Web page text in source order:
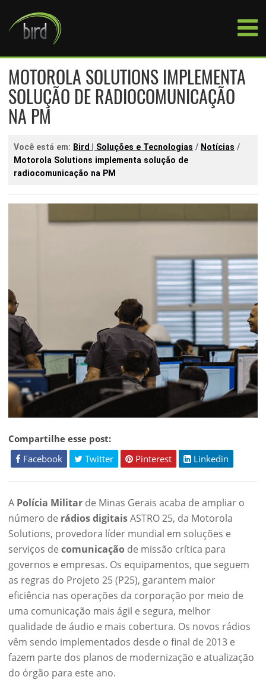
MOTOROLA SOLUTIONS IMPLEMENTA
SOLUÇÃO DE RADIOCOMUNICAÇÃO
NA PM
Você está em: Bird | Soluções e Tecnologias / Notícias /
Motorola Solutions implementa solução de
radiocomunicação na PM
Compartilhe esse post:
Facebook
Twitter Pinterest Linkedin
A Polícia Militar de Minas Gerais acaba de ampliar o
número de rádios digitaisASTRO 25, da Motorola
Solutions, provedora líder mundial em soluções e
serviços decomunicação de missão crítica para
governos e empresas. Os equipamentos, que seguem
as regras do Projeto 25 (P25), garantem maior
eficiência nas operações da corporação por meio de
uma comunicação mais ágil e segura, melhor
qualidade de áudio e mais cobertura. Os novos rádios
vêm sendo implementados desde o final de 2013 e
fazem parte dos planos de modernização e atualização
do órgão para este ano.